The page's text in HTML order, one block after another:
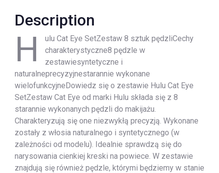
Description
H
ulu Cat Eye SetZestaw 8 sztuk pędzliCechy
charakterystyczne8 pędzle w
zestawiesyntetyczne i
naturalneprecyzyjnestarannie wykonane
wielofunkcyjneDowiedz się o zestawie Hulu Cat Eye
SetZestaw Cat Eye od marki Hulu składa się z 8
starannie wykonanych pędzli do makijażu.
Charakteryzują się one niezwykłą precyzją. Wykonane
zostały z włosia naturalnego i syntetycznego (w
zależności od modelu). Idealnie sprawdzą się do
narysowania cienkiej kreski na powiece. W zestawie
znajdują się również pędzle, którymi będziemy w stanie